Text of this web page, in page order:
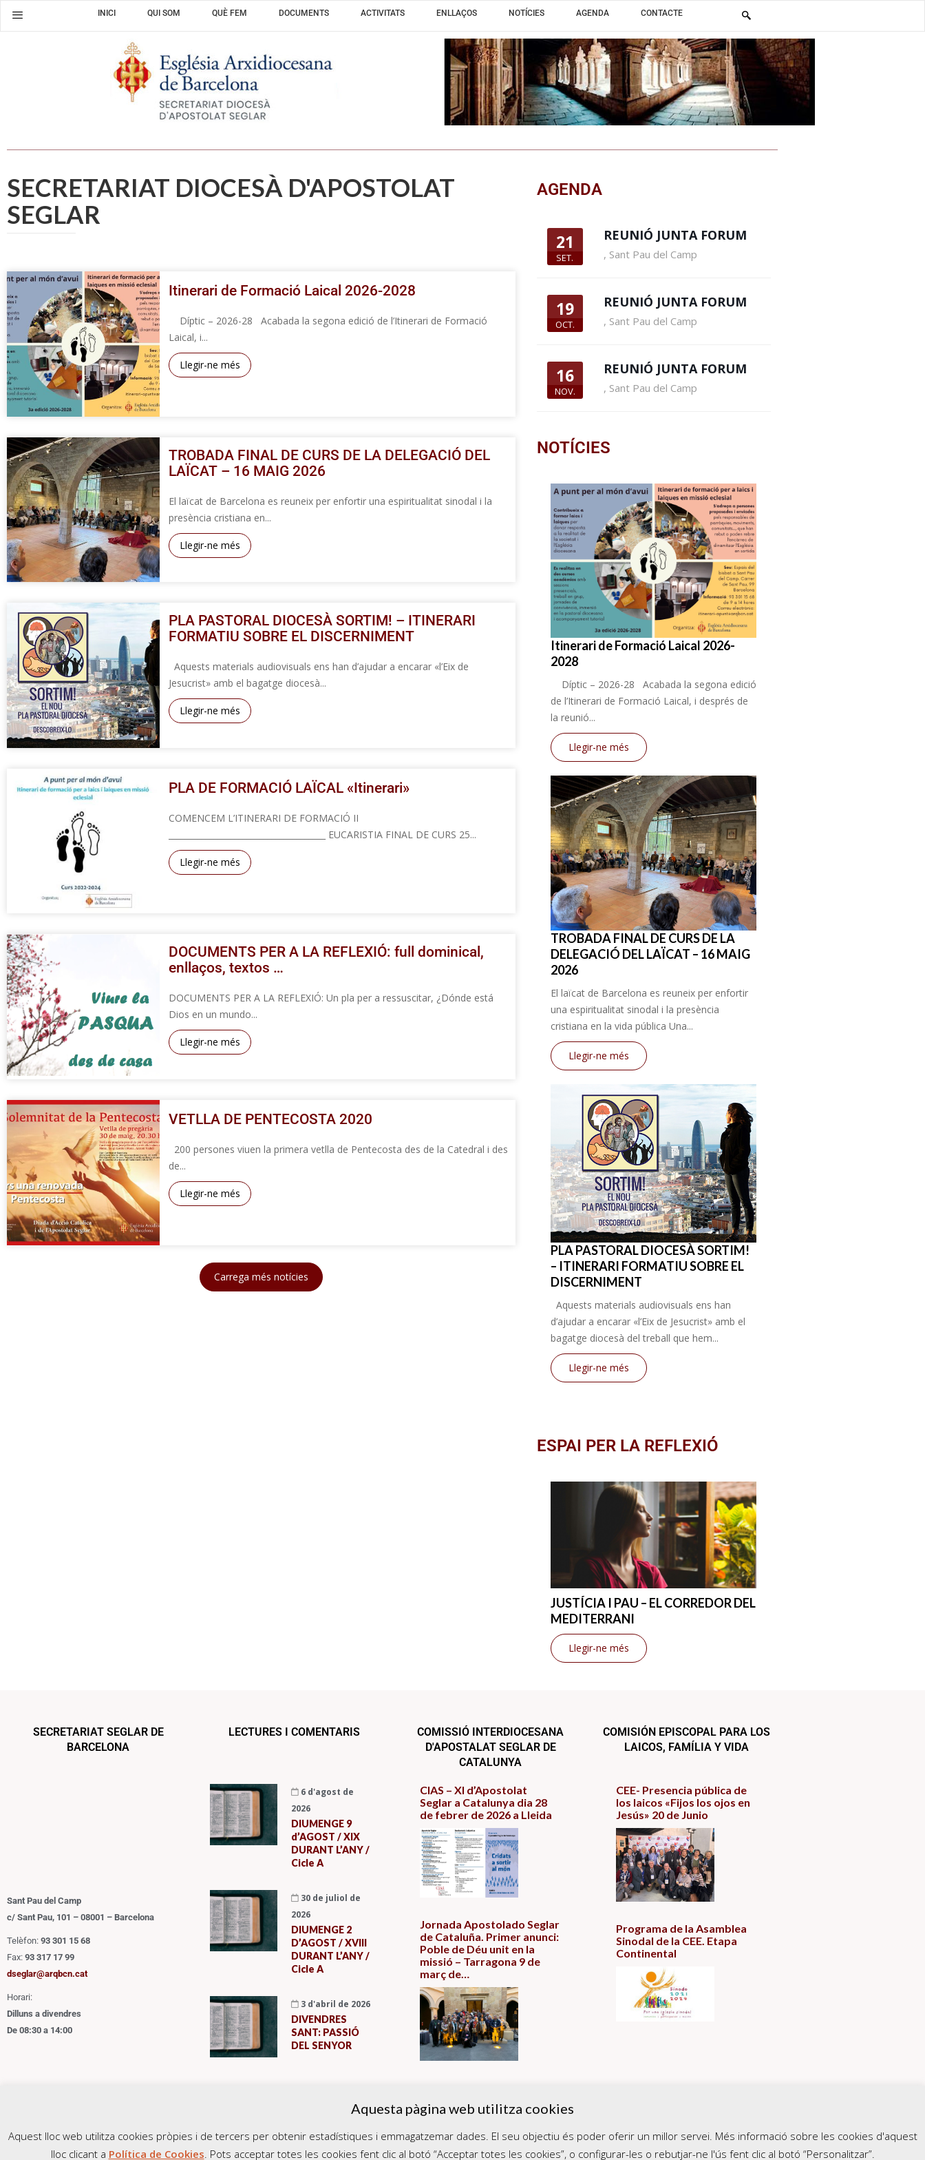
INICI QUI SOM QUÈ FEM DOCUMENTS ACTIVITATS ENLLAÇOS NOTÍCIES AGENDA CONTACTE
SECRETARIAT DIOCESÀ D'APOSTOLAT
SEGLAR
Itinerari de Formació Laical 2026-2028
Díptic – 2026-28 Acabada la segona edició de l’Itinerari de Formació
Laical, i...
Llegir-ne més
TROBADA FINAL DE CURS DE LA DELEGACIÓ DEL
LAÏCAT – 16 MAIG 2026
El laïcat de Barcelona es reuneix per enfortir una espiritualitat sinodal i la
presència cristiana en...
Llegir-ne més
PLA PASTORAL DIOCESÀ SORTIM! – ITINERARI
FORMATIU SOBRE EL DISCERNIMENT
Aquests materials audiovisuals ens han d’ajudar a encarar «l’Eix de
Jesucrist» amb el bagatge diocesà...
Llegir-ne més
PLA DE FORMACIÓ LAÏCAL «Itinerari»
COMENCEM L’ITINERARI DE FORMACIÓ II
______________________________________ EUCARISTIA FINAL DE CURS 25...
Llegir-ne més
DOCUMENTS PER A LA REFLEXIÓ: full dominical,
enllaços, textos …
DOCUMENTS PER A LA REFLEXIÓ: Un pla per a ressuscitar, ¿Dónde está
Dios en un mundo...
Llegir-ne més
VETLLA DE PENTECOSTA 2020
200 persones viuen la primera vetlla de Pentecosta des de la Catedral i des
de...
Llegir-ne més
Carrega més notícies
AGENDA
21
SET.
REUNIÓ JUNTA FORUM
, Sant Pau del Camp
19
OCT.
REUNIÓ JUNTA FORUM
, Sant Pau del Camp
16
NOV.
REUNIÓ JUNTA FORUM
, Sant Pau del Camp
NOTÍCIES
Itinerari de Formació Laical 2026-
2028
Díptic – 2026-28 Acabada la segona edició
de l’Itinerari de Formació Laical, i després de
la reunió...
Llegir-ne més
TROBADA FINAL DE CURS DE LA
DELEGACIÓ DEL LAÏCAT – 16 MAIG
2026
El laïcat de Barcelona es reuneix per enfortir
una espiritualitat sinodal i la presència
cristiana en la vida pública Una...
Llegir-ne més
PLA PASTORAL DIOCESÀ SORTIM!
– ITINERARI FORMATIU SOBRE EL
DISCERNIMENT
Aquests materials audiovisuals ens han
d’ajudar a encarar «l’Eix de Jesucrist» amb el
bagatge diocesà del treball que hem...
Llegir-ne més
ESPAI PER LA REFLEXIÓ
JUSTÍCIA I PAU – EL CORREDOR DEL
MEDITERRANI
Llegir-ne més
SECRETARIAT SEGLAR DE
BARCELONA
LECTURES I COMENTARIS
COMISSIÓ INTERDIOCESANA
D'APOSTALAT SEGLAR DE
CATALUNYA
COMISIÓN EPISCOPAL PARA LOS
LAICOS, FAMÍLIA Y VIDA
Sant Pau del Camp
c/ Sant Pau, 101 – 08001 – Barcelona
Telèfon: 93 301 15 68
Fax: 93 317 17 99
dseglar@arqbcn.cat
Horari:
Dilluns a divendres
De 08:30 a 14:00
6 d'agost de
2026
DIUMENGE 9
d’AGOST / XIX
DURANT L’ANY /
Cicle A
30 de juliol de
2026
DIUMENGE 2
D’AGOST / XVIII
DURANT L’ANY /
Cicle A
3 d'abril de 2026
DIVENDRES
SANT: PASSIÓ
DEL SENYOR
CIAS – XI d’Apostolat
Seglar a Catalunya dia 28
de febrer de 2026 a Lleida
Jornada Apostolado Seglar
de Cataluña. Primer anunci:
Poble de Déu unit en la
missió – Tarragona 9 de
març de…
CEE- Presencia pública de
los laicos «Fijos los ojos en
Jesús» 20 de Junio
Programa de la Asamblea
Sinodal de la CEE. Etapa
Continental
Qui Som Política de Cookies Contacte
Aquesta pàgina web utilitza cookies
Aquest lloc web utilitza cookies pròpies i de tercers per obtenir estadístiques i emmagatzemar dades. El seu objectiu és poder oferir un millor servei. Més informació sobre les cookies d'aquest
lloc clicant a Política de Cookies. Pots acceptar totes les cookies fent clic al botó “Acceptar totes les cookies”, o configurar-les o rebutjar-ne l'ús fent clic al botó “Personalitzar”.